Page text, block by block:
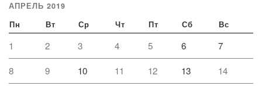
АПРЕЛЬ 2019
Пн Вт Ср Чт Пт Сб Вс
1 2 3 4 5 6 7
8 9 10 11 12 13 14